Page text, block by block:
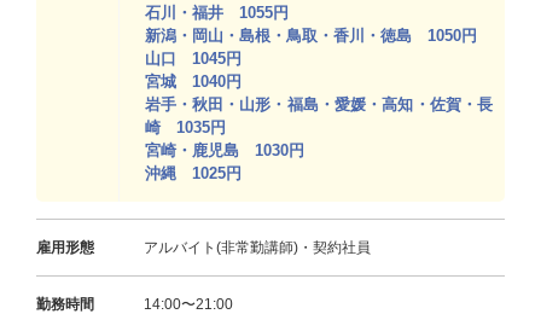
石川・福井 1055円
新潟・岡山・島根・鳥取・香川・徳島 1050円
山口 1045円
宮城 1040円
岩手・秋田・山形・福島・愛媛・高知・佐賀・長
崎 1035円
宮崎・鹿児島 1030円
沖縄 1025円
雇用形態 アルバイト(非常勤講師)・契約社員
勤務時間
14:00〜21:00